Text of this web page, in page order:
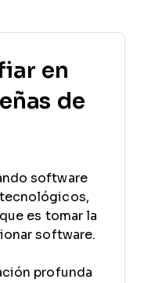
en
de
software
es tomar la
software.
profunda